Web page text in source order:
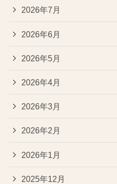
2026年7月
2026年6月
2026年5月
2026年4月
2026年3月
2026年2月
2026年1月
2025年12月